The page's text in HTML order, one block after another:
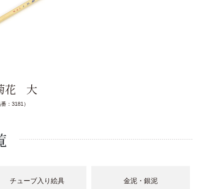
花 大
番：3181）
チューブ入り絵具 金泥・銀泥